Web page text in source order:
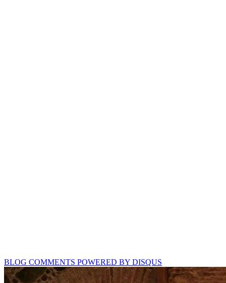
BLOG COMMENTS POWERED BY DISQUS